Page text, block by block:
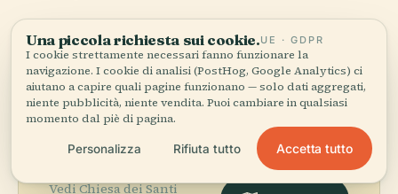
ULTIMA REVISIONE: APRIL 2026
Ricercato da Wikidata, Wikipedia e fonti ufficiali · verificato ·
Come creiamo le nostre guide →
Esplora la zona
Vedi Chiesa dei Santi
Una piccola richiesta sui cookie.UE · GDPR
I cookie strettamente necessari fanno funzionare la
navigazione. I cookie di analisi (PostHog, Google Analytics) ci
aiutano a capire quali pagine funzionano — solo dati aggregati,
niente pubblicità, niente vendita. Puoi cambiare in qualsiasi
momento dal piè di pagina.
Personalizza Rifiuta tutto Accetta tutto